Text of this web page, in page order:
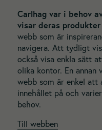
Carlhag var i behov
visar deras
webb som är
navigera. Att tydligt
också visa enkla sätt
olika kontor. En annan
webb som är enkel att
innehållet på och
behov.
Till webben